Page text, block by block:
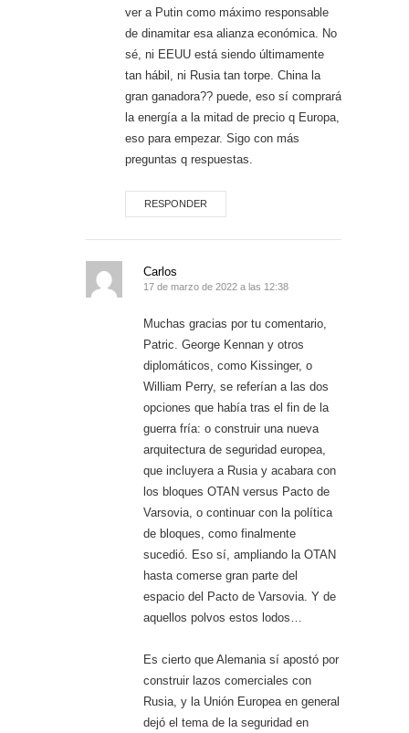
ver a Putin como máximo responsable
de dinamitar esa alianza económica. No
sé, ni EEUU está siendo últimamente
tan hábil, ni Rusia tan torpe. China la
gran ganadora?? puede, eso sí comprará
la energía a la mitad de precio q Europa,
eso para empezar. Sigo con más
preguntas q respuestas.
RESPONDER
Carlos
17 de marzo de 2022 a las 12:38
Muchas gracias por tu comentario,
Patric. George Kennan y otros
diplomáticos, como Kissinger, o
William Perry, se referían a las dos
opciones que había tras el fin de la
guerra fría: o construir una nueva
arquitectura de seguridad europea,
que incluyera a Rusia y acabara con
los bloques OTAN versus Pacto de
Varsovia, o continuar con la política
de bloques, como finalmente
sucedió. Eso sí, ampliando la OTAN
hasta comerse gran parte del
espacio del Pacto de Varsovia. Y de
aquellos polvos estos lodos…
Es cierto que Alemania sí apostó por
construir lazos comerciales con
Rusia, y la Unión Europea en general
dejó el tema de la seguridad en